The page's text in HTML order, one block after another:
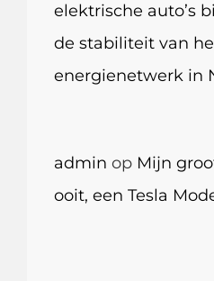
elektrische auto’s
de stabiliteit van
energienetwerk in
admin op Mijn
ooit, een Tesla